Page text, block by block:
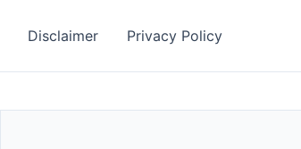
Disclaimer Privacy Policy